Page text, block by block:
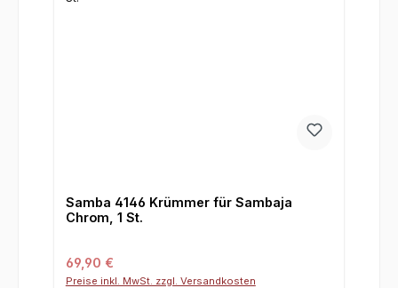
Samba 4146 Krümmer für Sambaja
Chrom, 1 St.
Regulärer Preis:
69,90 €
Preise inkl. MwSt. zzgl. Versandkosten